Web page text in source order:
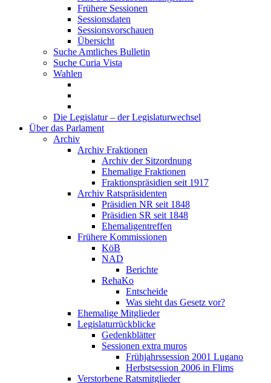
Frühere Sessionen
Sessionsdaten
Sessionsvorschauen
Übersicht
Suche Amtliches Bulletin
Suche Curia Vista
Wahlen
Die Legislatur – der Legislaturwechsel
Über das Parlament
Archiv
Archiv Fraktionen
Archiv der Sitzordnung
Ehemalige Fraktionen
Fraktionspräsidien seit 1917
Archiv Ratspräsidenten
Präsidien NR seit 1848
Präsidien SR seit 1848
Ehemaligentreffen
Frühere Kommissionen
KöB
NAD
Berichte
RehaKo
Entscheide
Was sieht das Gesetz vor?
Ehemalige Mitglieder
Legislaturrückblicke
Gedenkblätter
Sessionen extra muros
Frühjahrssession 2001 Lugano
Herbstsession 2006 in Flims
Verstorbene Ratsmitglieder